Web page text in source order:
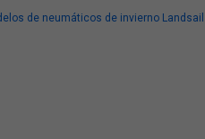
de neumáticos de invierno Landsail